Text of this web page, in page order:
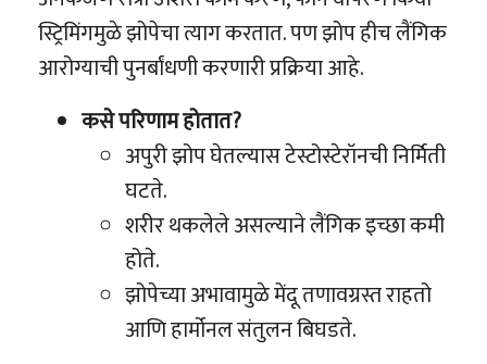
स्ट्रिमिंगमुळे झोपेचा त्याग करतात. पण झोप हीच लैंगिक
आरोग्याची पुनर्बांधणी करणारी प्रक्रिया आहे.
कसे परिणाम होतात?
अपुरी झोप घेतल्यास टेस्टोस्टेरॉनची निर्मिती
घटते.
शरीर थकलेले असल्याने लैंगिक इच्छा कमी
होते.
झोपेच्या अभावामुळे मेंदू तणावग्रस्त राहतो
आणि हार्मोनल संतुलन बिघडते.